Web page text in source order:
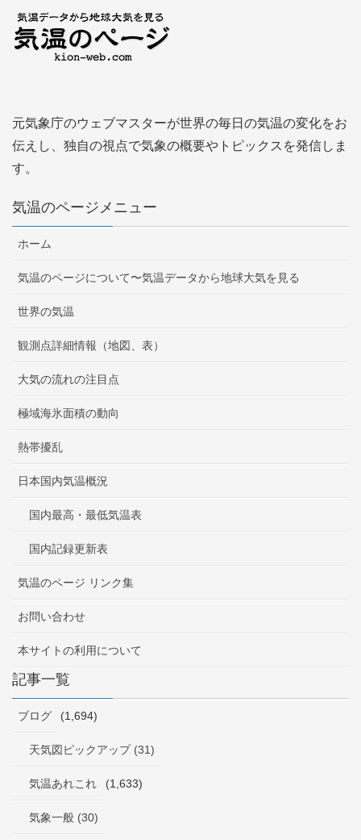
元気象庁のウェブマスターが世界の毎日の気温の変化をお
伝えし、独自の視点で気象の概要やトピックスを発信しま
す。
気温のページメニュー
ホーム
気温のページについて〜気温データから地球大気を見る
世界の気温
観測点詳細情報（地図、表）
大気の流れの注目点
極域海氷面積の動向
熱帯擾乱
日本国内気温概況
国内最高・最低気温表
国内記録更新表
気温のページ リンク集
お問い合わせ
本サイトの利用について
記事一覧
ブログ (1,694)
天気図ピックアップ (31)
気温あれこれ (1,633)
気象一般 (30)